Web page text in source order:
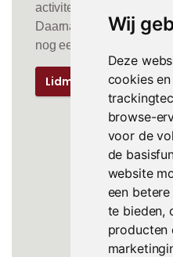
Wij
Deze
cookies
browse-
voor de
de
website
een
te bieden,
producten
activiteiten per week.
Daarnaast organiseren
nog een aantal
Lidmaatschap